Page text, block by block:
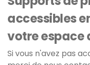
accessibles
votre espace
Si vous n'avez pas